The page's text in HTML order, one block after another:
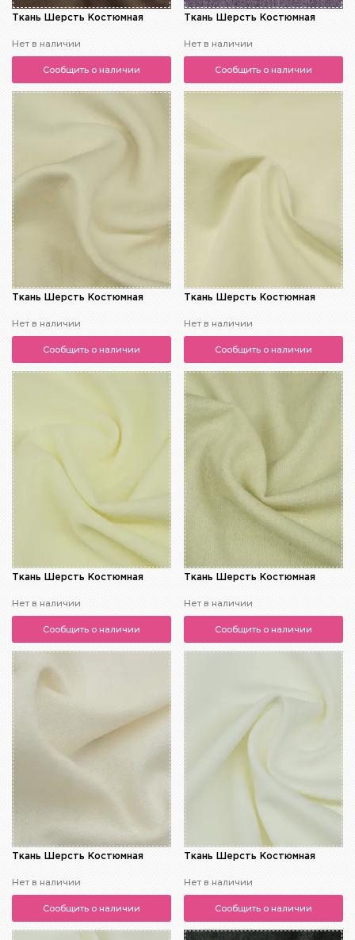
Ткань Шерсть Костюмная
Нет в наличии
Сообщить о наличии
Ткань Шерсть Костюмная
Нет в наличии
Сообщить о наличии
Ткань Шерсть Костюмная
Нет в наличии
Сообщить о наличии
Ткань Шерсть Костюмная
Нет в наличии
Сообщить о наличии
Ткань Шерсть Костюмная
Нет в наличии
Сообщить о наличии
Ткань Шерсть Костюмная
Нет в наличии
Сообщить о наличии
Ткань Шерсть Костюмная
Нет в наличии
Сообщить о наличии
Ткань Шерсть Костюмная
Нет в наличии
Сообщить о наличии